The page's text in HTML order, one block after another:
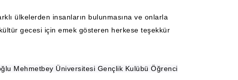
ülkelerden insanların bulunmasına ve onlarla
gecesi için emek gösteren herkese teşekkür
Mehmetbey Üniversitesi Gençlik Kulübü Öğrenci